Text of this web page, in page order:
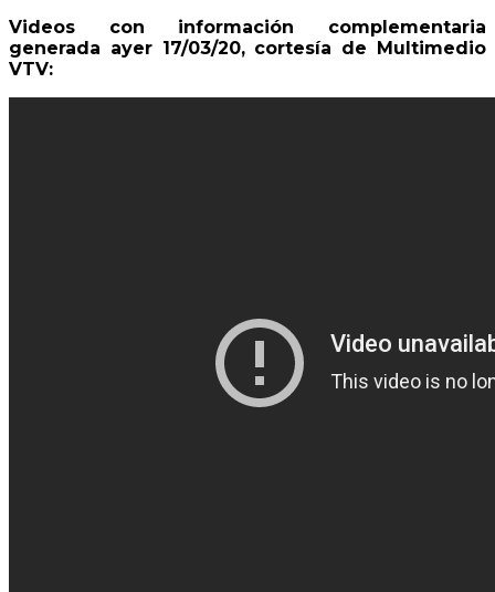
Videos con información complementaria
generada ayer 17/03/20, cortesía de Multimedio
VTV: